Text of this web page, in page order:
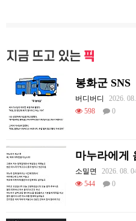
지금 뜨고 있는 픽
봉화군 SNS
버디버디
2026.
598
0
소밀면
2026. 08.
544
0